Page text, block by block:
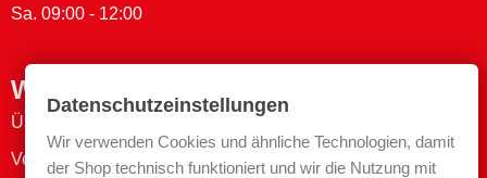
Sa. 09:00 - 12:00
Wichtige Links
Über uns
Versand- & Zahlungsmethoden
Datenschutzeinstellungen
Wir verwenden Cookies und ähnliche Technologien, damit
der Shop technisch funktioniert und wir die Nutzung mit